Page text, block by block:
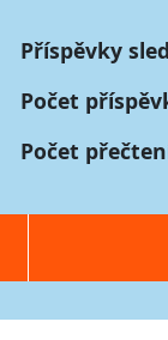
Příspěvky
Počet
Počet